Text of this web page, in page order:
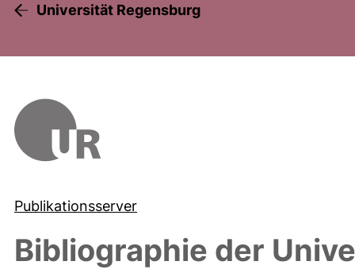
Universität Regensburg
Publikationsserver
Bibliographie der